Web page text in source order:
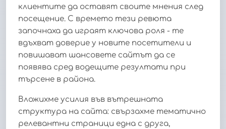
клиентите да оставят своите мнения след
посещение. С времето тези ревюта
започнаха да играят ключова роля - те
вдъхват доверие у новите посетители и
повишават шансовете сайтът да се
появява сред водещите резултати при
търсене в района.
Вложихме усилия във вътрешната
структура на сайта: свързахме тематично
релевантни страници една с друга,